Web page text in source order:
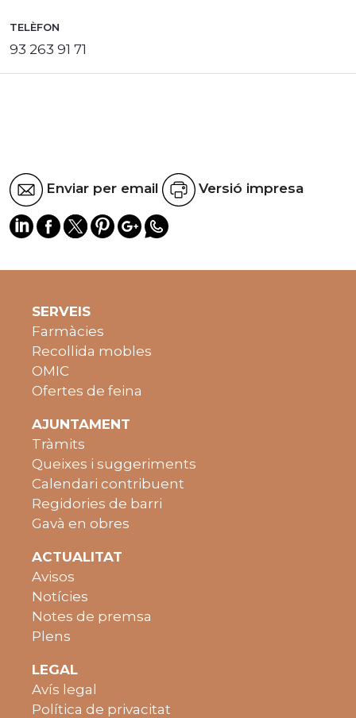
TELÈFON
93 263 91 71
Enviar per email Versió impresa
SERVEIS
Farmàcies
Recollida mobles
OMIC
Ofertes de feina
AJUNTAMENT
Tràmits
Queixes i suggeriments
Calendari contribuent
Regidories de barri
Gavà en obres
ACTUALITAT
Avisos
Notícies
Notes de premsa
Plens
LEGAL
Avís legal
Política de privacitat